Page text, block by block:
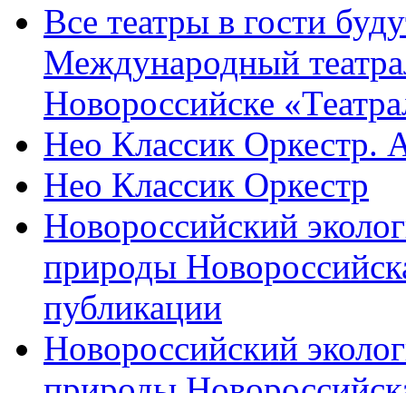
Все театры в гости
Международный
Новороссийске
Нео Классик Оркестр.
Нео Классик Оркестр
Новороссийский
природы
публикации
Новороссийский